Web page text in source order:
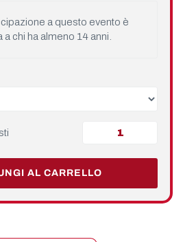
a questo evento è
a chi ha almeno 14 anni.
AL CARRELLO